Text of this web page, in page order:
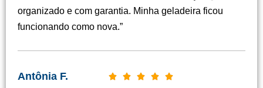
organizado e com garantia. Minha geladeira ficou
funcionando como nova.”
Antônia F.     C